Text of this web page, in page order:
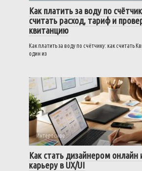
Как платить за воду по
считать расход, тариф и
квитанцию
Как платить за воду по счётчику: как считать
один из
Интересное
Как стать дизайнером онлайн
карьеру в UX/UI